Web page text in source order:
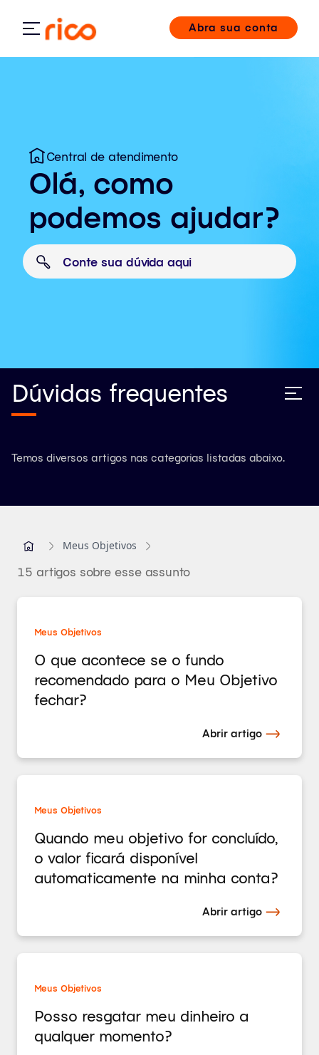
Abra sua conta
Central de atendimento
Olá, como
podemos ajudar?
Dúvidas frequentes
Temos diversos artigos nas categorias listadas abaixo.
Meus Objetivos
15 artigos sobre esse assunto
Meus Objetivos
O que acontece se o fundo
recomendado para o Meu Objetivo
fechar?
Abrir artigo
Meus Objetivos
Quando meu objetivo for concluído,
o valor ficará disponível
automaticamente na minha conta?
Abrir artigo
Meus Objetivos
Posso resgatar meu dinheiro a
qualquer momento?